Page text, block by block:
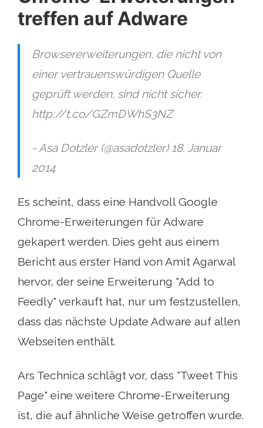
treffen auf Adware
Browsererweiterungen, die nicht von
einer vertrauenswürdigen Quelle
geprüft werden, sind nicht sicher.
http://t.co/GZmDWhS3NZ
- Asa Dotzler (@asadotzler) 18. Januar
2014
Es scheint, dass eine Handvoll Google
Chrome-Erweiterungen für Adware
gekapert werden. Dies geht aus einem
Bericht aus erster Hand von Amit Agarwal
hervor, der seine Erweiterung "Add to
Feedly" verkauft hat, nur um festzustellen,
dass das nächste Update Adware auf allen
Webseiten enthält.
Ars Technica schlägt vor, dass "Tweet This
Page" eine weitere Chrome-Erweiterung
ist, die auf ähnliche Weise getroffen wurde.